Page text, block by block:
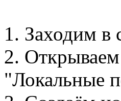
1. Заходим в
2. Открываем
"Локальные